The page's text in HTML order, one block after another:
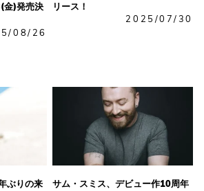
)発売決
08/26
リース！
2025/07/30
ぶりの来
サム・スミス、デビュー作10周年